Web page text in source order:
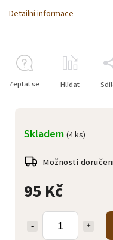
95 Kč
Skladem (4 ks)
Možnosti
Detailní informace
Zeptat se Hlídat